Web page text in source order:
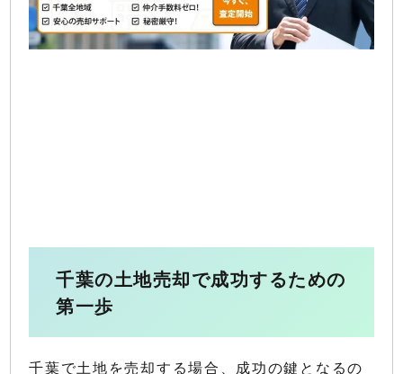
千葉の土地売却で成功するための
第一歩
千葉で土地を売却する場合、成功の鍵となるの